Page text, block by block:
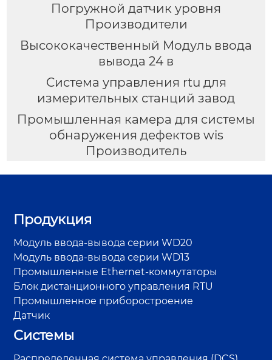
Погружной датчик уровня
Производители
Высококачественный Модуль ввода
вывода 24 в
Система управления rtu для
измерительных станций завод
Промышленная камера для системы
обнаружения дефектов wis
Производитель
Продукция
Модуль ввода-вывода серии WD20
Модуль ввода-вывода серии WD13
Промышленные Ethernet-коммутаторы
Блок дистанционного управления RTU
Промышленное приборостроение
Датчик
Системы